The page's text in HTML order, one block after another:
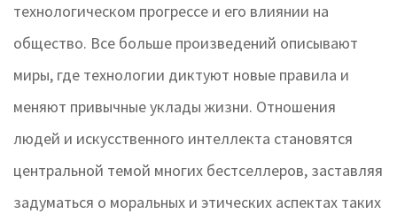
технологическом прогрессе и его влиянии на
общество. Все больше произведений описывают
миры, где технологии диктуют новые правила и
меняют привычные уклады жизни. Отношения
людей и искусственного интеллекта становятся
центральной темой многих бестселлеров, заставляя
задуматься о моральных и этических аспектах таких